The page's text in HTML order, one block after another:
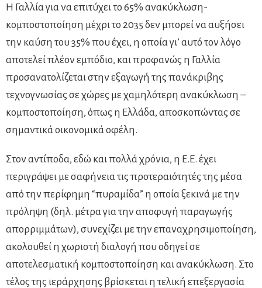
Η Γαλλία για να επιτύχει το 65% ανακύκλωση-
κομποστοποίηση μέχρι το 2035 δεν μπορεί να αυξήσει
την καύση του 35% που έχει, η οποία γι’ αυτό τον λόγο
αποτελεί πλέον εμπόδιο, και προφανώς η Γαλλία
προσανατολίζεται στην εξαγωγή της πανάκριβης
τεχνογνωσίας σε χώρες με χαμηλότερη ανακύκλωση –
κομποστοποίηση, όπως η Ελλάδα, αποσκοπώντας σε
σημαντικά οικονομικά οφέλη.
Στον αντίποδα, εδώ και πολλά χρόνια, η Ε.Ε. έχει
περιγράψει με σαφήνεια τις προτεραιότητές της μέσα
από την περίφημη “πυραμίδα” η οποία ξεκινά με την
πρόληψη (δηλ. μέτρα για την αποφυγή παραγωγής
απορριμμάτων), συνεχίζει με την επαναχρησιμοποίηση,
ακολουθεί η χωριστή διαλογή που οδηγεί σε
αποτελεσματική κομποστοποίηση και ανακύκλωση. Στο
τέλος της ιεράρχησης βρίσκεται η τελική επεξεργασία